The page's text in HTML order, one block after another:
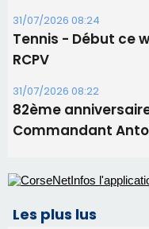
31/07/2026 08:24
Tennis - Début ce
RCPV
31/07/2026 08:22
82ème
Commandant
Les plus lus